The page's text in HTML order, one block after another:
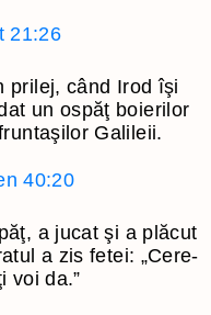
21:26
prilej, când Irod îşi
un ospăţ boierilor
Galileii.
40:20
a jucat şi a plăcut
a zis fetei: „Cere-
voi da.”